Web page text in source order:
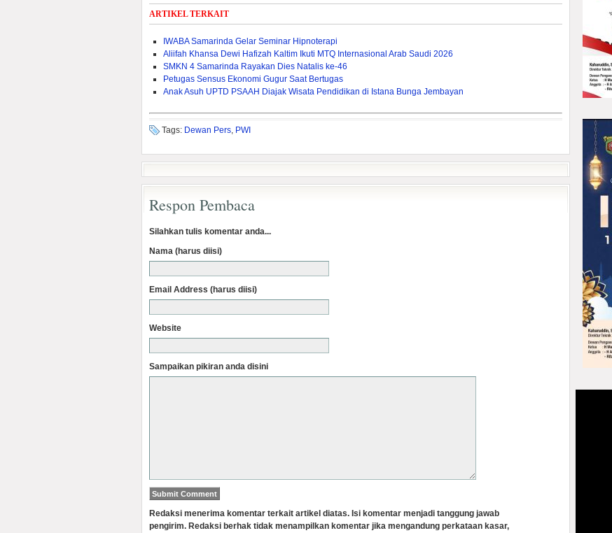
ARTIKEL TERKAIT
IWABA Samarinda Gelar Seminar Hipnoterapi
Aliifah Khansa Dewi Hafizah Kaltim Ikuti MTQ Internasional Arab Saudi 2026
SMKN 4 Samarinda Rayakan Dies Natalis ke-46
Petugas Sensus Ekonomi Gugur Saat Bertugas
Anak Asuh UPTD PSAAH Diajak Wisata Pendidikan di Istana Bunga Jembayan
Tags: Dewan Pers, PWI
Respon Pembaca
Silahkan tulis komentar anda...
Nama (harus diisi)
Email Address (harus diisi)
Website
Sampaikan pikiran anda disini
Redaksi menerima komentar terkait artikel diatas. Isi komentar menjadi tanggung jawab
pengirim. Redaksi berhak tidak menampilkan komentar jika mengandung perkataan kasar,